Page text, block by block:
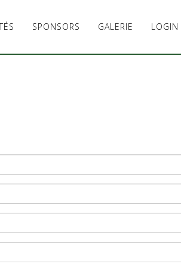
SPONSORS GALERIE LOGIN